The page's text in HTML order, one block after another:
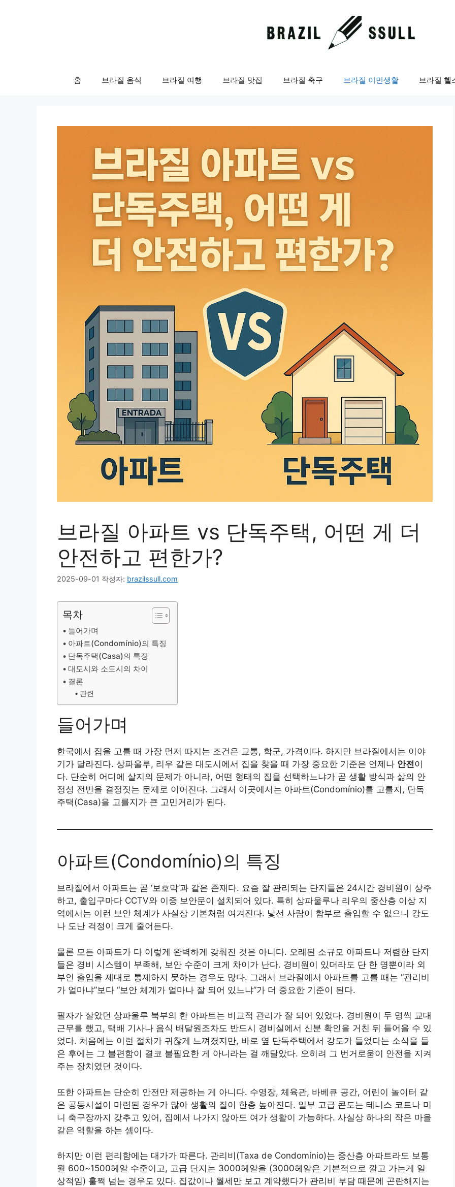
홈 브라질 음식 브라질 여행 브라질 맛집 브라질 축구 브라질 이민생활 브라질 헬
브라질 아파트 vs 단독주택, 어떤 게 더
안전하고 편한가?
2025-09-01 작성자: brazilssull.com
목차
들어가며
아파트(Condomínio)의 특징
단독주택(Casa)의 특징
대도시와 소도시의 차이
결론
관련
들어가며
한국에서 집을 고를 때 가장 먼저 따지는 조건은 교통, 학군, 가격이다. 하지만 브라질에서는 이야
기가 달라진다. 상파울루, 리우 같은 대도시에서 집을 찾을 때 가장 중요한 기준은 언제나 안전이
다. 단순히 어디에 살지의 문제가 아니라, 어떤 형태의 집을 선택하느냐가 곧 생활 방식과 삶의 안
정성 전반을 결정짓는 문제로 이어진다. 그래서 이곳에서는 아파트(Condomínio)를 고를지, 단독
주택(Casa)을 고를지가 큰 고민거리가 된다.
아파트(Condomínio)의 특징
브라질에서 아파트는 곧 ‘보호막’과 같은 존재다. 요즘 잘 관리되는 단지들은 24시간 경비원이 상주
하고, 출입구마다 CCTV와 이중 보안문이 설치되어 있다. 특히 상파울루나 리우의 중산층 이상 지
역에서는 이런 보안 체계가 사실상 기본처럼 여겨진다. 낯선 사람이 함부로 출입할 수 없으니 강도
나 도난 걱정이 크게 줄어든다.
물론 모든 아파트가 다 이렇게 완벽하게 갖춰진 것은 아니다. 오래된 소규모 아파트나 저렴한 단지
들은 경비 시스템이 부족해, 보안 수준이 크게 차이가 난다. 경비원이 있더라도 단 한 명뿐이라 외
부인 출입을 제대로 통제하지 못하는 경우도 많다. 그래서 브라질에서 아파트를 고를 때는 “관리비
가 얼마냐”보다 “보안 체계가 얼마나 잘 되어 있느냐”가 더 중요한 기준이 된다.
필자가 살았던 상파울루 북부의 한 아파트는 비교적 관리가 잘 되어 있었다. 경비원이 두 명씩 교대
근무를 했고, 택배 기사나 음식 배달원조차도 반드시 경비실에서 신분 확인을 거친 뒤 들어올 수 있
었다. 처음에는 이런 절차가 귀찮게 느껴졌지만, 바로 옆 단독주택에서 강도가 들었다는 소식을 들
은 후에는 그 불편함이 결코 불필요한 게 아니라는 걸 깨달았다. 오히려 그 번거로움이 안전을 지켜
주는 장치였던 것이다.
또한 아파트는 단순히 안전만 제공하는 게 아니다. 수영장, 체육관, 바베큐 공간, 어린이 놀이터 같
은 공동시설이 마련된 경우가 많아 생활의 질이 한층 높아진다. 일부 고급 콘도는 테니스 코트나 미
니 축구장까지 갖추고 있어, 집에서 나가지 않아도 여가 생활이 가능하다. 사실상 하나의 작은 마을
같은 역할을 하는 셈이다.
하지만 이런 편리함에는 대가가 따른다. 관리비(Taxa de Condomínio)는 중산층 아파트라도 보통
월 600~1500헤알 수준이고, 고급 단지는 3000헤알을 (3000헤알은 기본적으로 깔고 가는게 일
상적임) 훌쩍 넘는 경우도 있다. 집값이나 월세만 보고 계약했다가 관리비 부담 때문에 곤란해지는